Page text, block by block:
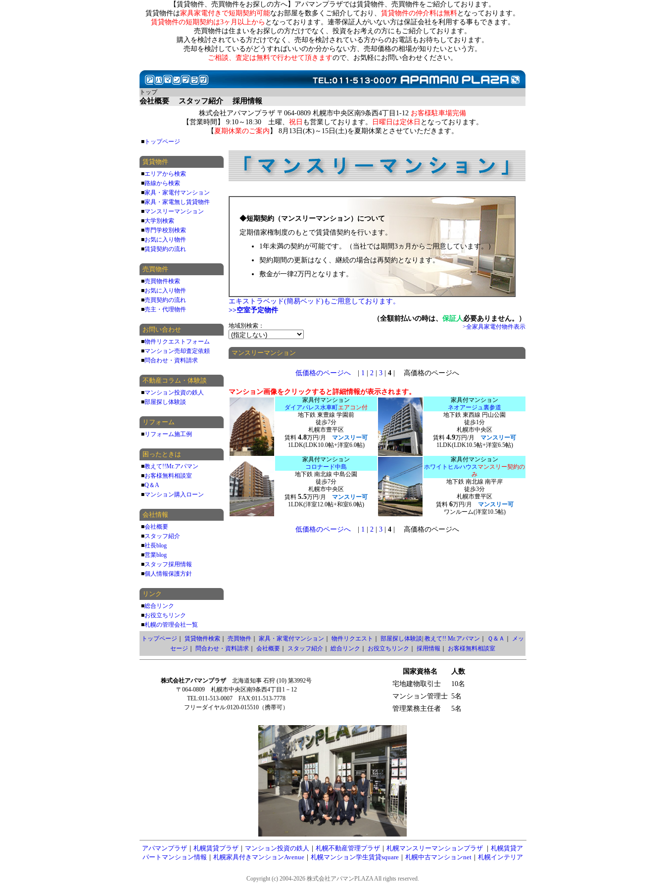
【賃貸物件、売買物件をお探しの方へ】アパマンプラザでは賃貸物件、売買物件をご紹介しております。
賃貸物件は家具家電付きで短期契約可能なお部屋を数多くご紹介しており、 賃貸物件の仲介料は無料となっております。
賃貸物件の短期契約は3ヶ月以上から となっております。連帯保証人がいない方は保証会社を利用する事もできます。
売買物件は住まいをお探しの方だけでなく、投資をお考えの方にもご紹介しております。
購入を検討されている方だけでなく、売却を検討されている方からのお電話もお待ちしております。
売却を検討しているがどうすればいいのか分からない方、売却価格の相場が知りたいという方。
ご相談、査定は無料で行わせて頂きますので、お気軽にお問い合わせください。
トップ
会社概要 スタッフ紹介 採用情報
株式会社アパマンプラザ 〒064-0809 札幌市中央区南9条西4丁目1-12 お客様駐車場完備
【営業時間】 9:10～18:30 土曜、 祝日 も営業しております。 日曜日は定休日 となっております。
【 夏期休業のご案内 】 8月13日(木)～15日(土)を夏期休業とさせていただきます。
◆短期契約（マンスリーマンション）について
定期借家権制度のもとで賃貸借契約を行います。
1年未満の契約が可能です。（当社では期間3ヵ月からご用意しています。）
契約期間の更新はなく、継続の場合は再契約となります。
敷金が一律2万円となります。
エキストラベッド(簡易ベッド)もご用意しております。
>>空室予定物件
地域別検索：
（全額前払いの時は、 保証人必要ありません。）
>全家具家電付物件表示
マンスリーマンション
低価格のページへ| 1 2| 3| 4| 高価格のページへ
マンション画像をクリックすると詳細情報が表示されます。
家具付マンション
ダイアパレス水車町エアコン付
地下鉄 東豊線 学園前
徒歩7分
札幌市豊平区
賃料 4.8万円/月 マンスリー可
1LDK(LDK10.0帖+洋室6.0帖)
家具付マンション
ネオアージュ裏参道
地下鉄 東西線 円山公園
徒歩1分
札幌市中央区
賃料 4.9万円/月 マンスリー可
1LDK(LDK10.5帖+洋室6.5帖)
家具付マンション
コロナード中島
地下鉄 南北線 中島公園
徒歩7分
札幌市中央区
賃料 5.5万円/月 マンスリー可
1LDK(洋室12.0帖+和室6.0帖)
家具付マンション
ホワイトヒルハウスマンスリー契約の
み
地下鉄 南北線 南平岸
徒歩3分
札幌市豊平区
賃料 6万円/月
マンスリー可
ワンルーム(洋室10.5帖)
低価格のページへ| 1 2| 3| 4| 高価格のページへ
■ トップページ
賃貸物件
■エリアから検索
■路線から検索
■家具・家電付マンション
■家具・家電無し賃貸物件
■マンスリーマンション
■大学別検索
■専門学校別検索
■お気に入り物件
■賃貸契約の流れ
売買物件
■売買物件検索
■お気に入り物件
■売買契約の流れ
■売主・代理物件
お問い合わせ
■物件リクエストフォーム
■マンション売却査定依頼
■問合わせ・資料請求
不動産コラム・体験談
■マンション投資の鉄人
■部屋探し体験談
リフォーム
■リフォーム施工例
困ったときは
■教えて!!Mr.アパマン
■お客様無料相談室
■Q＆A
■マンション購入ローン
会社情報
■会社概要
■スタッフ紹介
■社長blog
■営業blog
■スタッフ採用情報
■個人情報保護方針
リンク
■総合リンク
■お役立ちリンク
■札幌の管理会社一覧
トップページ
賃貸物件検索｜ 売買物件｜ 家具・家電付マンション 物件リクエスト 部屋探し体験談 教えて!! Mr.アパマン Ｑ＆Ａ
メッ
セージ
問合わせ・資料請求｜ 会社概要｜ スタッフ紹介｜ 総合リンク お役立ちリンク 採用情報 お客様無料相談室
株式会社アパマンプラザ北海道知事 石狩 (10) 第3992号
〒064-0809 札幌市中央区南9条西4丁目1－12
TEL:011-513-0007 FAX:011-513-7778
フリーダイヤル:0120-015510（携帯可）
国家資格名
人数
宅地建物取引士
10名
マンション管理士 5名
管理業務主任者
5名
アパマンプラザ ｜ 札幌賃貸プラザ ｜ マンション投資の鉄人 ｜ 札幌不動産管理プラザ ｜ 札幌マンスリーマンションプラザ ｜ 札幌賃貸ア
パートマンション情報 ｜ 札幌家具付きマンションAvenue｜ 札幌マンション学生賃貸square｜ 札幌中古マンションnet｜ 札幌インテリア
Copyright (c) 2004-2026 株式会社アパマンPLAZA All rights reserved.